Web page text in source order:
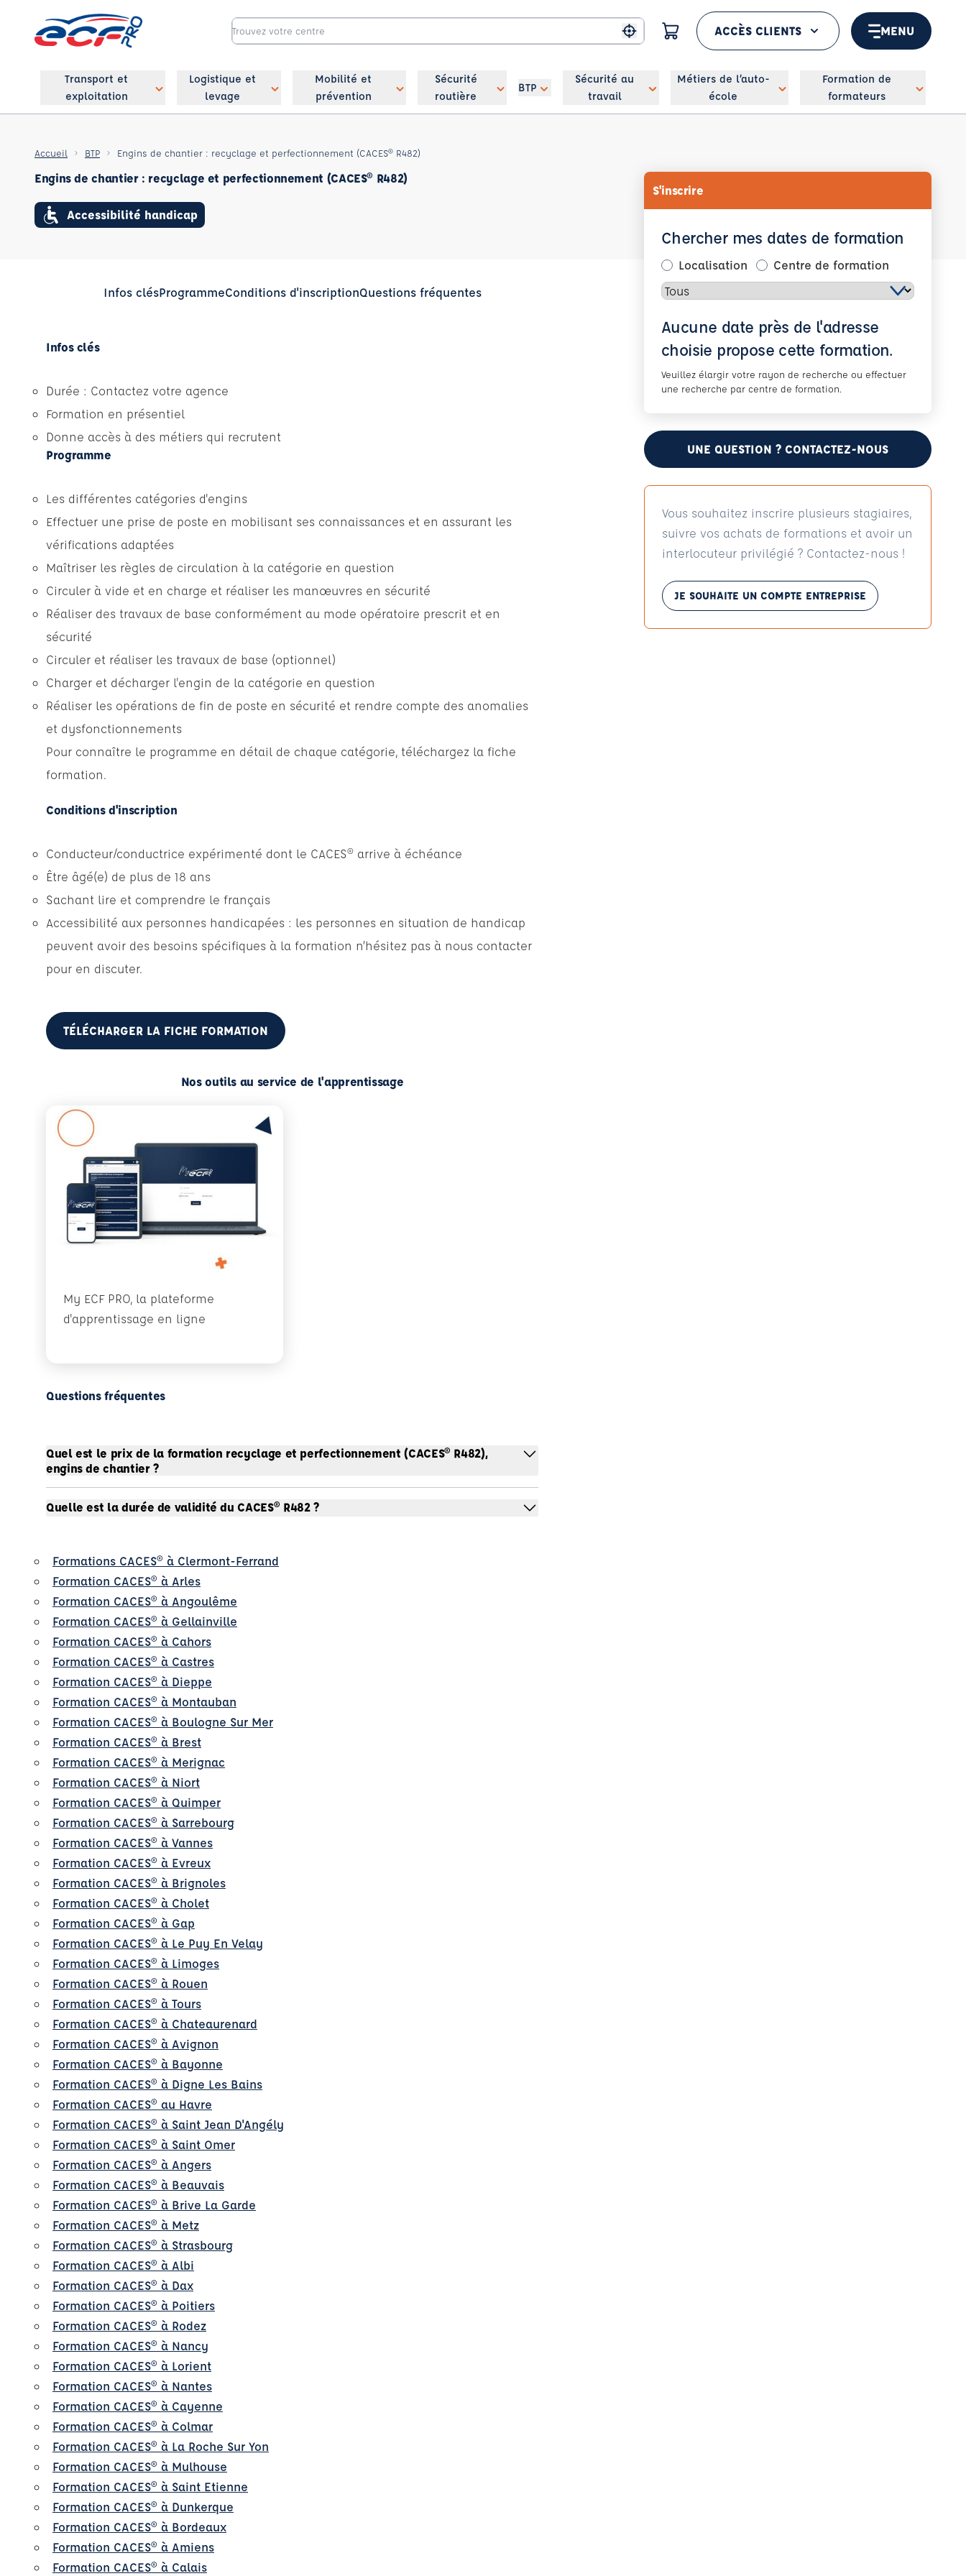
Me géolocaliser
ACCÈS CLIENTS MENU
Transport et
exploitation
Logistique et
levage
Mobilité et
prévention
Sécurité
routière
BTP
Sécurité au
travail
Métiers de l’auto-
école
Formation de
formateurs
Accueil BTP Engins de chantier : recyclage et perfectionnement (CACES® R482)
Engins de chantier : recyclage et perfectionnement (CACES® R482)
Accessibilité handicap
Infos clésProgrammeConditions d'inscriptionQuestions fréquentes
Infos clés
Durée : Contactez votre agence
Formation en présentiel
Donne accès à des métiers qui recrutent
Programme
Les différentes catégories d'engins
Effectuer une prise de poste en mobilisant ses connaissances et en assurant les
vérifications adaptées
Maîtriser les règles de circulation à la catégorie en question
Circuler à vide et en charge et réaliser les manœuvres en sécurité
Réaliser des travaux de base conformément au mode opératoire prescrit et en
sécurité
Circuler et réaliser les travaux de base (optionnel)
Charger et décharger l'engin de la catégorie en question
Réaliser les opérations de fin de poste en sécurité et rendre compte des anomalies
et dysfonctionnements
Pour connaître le programme en détail de chaque catégorie, téléchargez la fiche
formation.
Conditions d'inscription
Conducteur/conductrice expérimenté dont le CACES® arrive à échéance
Être âgé(e) de plus de 18 ans
Sachant lire et comprendre le français
Accessibilité aux personnes handicapées : les personnes en situation de handicap
peuvent avoir des besoins spécifiques à la formation n’hésitez pas à nous contacter
pour en discuter.
TÉLÉCHARGER LA FICHE FORMATION
Nos outils au service de l'apprentissage
My ECF PRO, la plateforme
d'apprentissage en ligne
Questions fréquentes
Quel est le prix de la formation recyclage et perfectionnement (CACES® R482),
engins de chantier ?
Quelle est la durée de validité du CACES® R482 ?
Formations CACES® à Clermont-Ferrand
Formation CACES® à Arles
Formation CACES® à Angoulême
Formation CACES® à Gellainville
Formation CACES® à Cahors
Formation CACES® à Castres
Formation CACES® à Dieppe
Formation CACES® à Montauban
Formation CACES® à Boulogne Sur Mer
Formation CACES® à Brest
Formation CACES® à Merignac
Formation CACES® à Niort
Formation CACES® à Quimper
Formation CACES® à Sarrebourg
Formation CACES® à Vannes
Formation CACES® à Evreux
Formation CACES® à Brignoles
Formation CACES® à Cholet
Formation CACES® à Gap
Formation CACES® à Le Puy En Velay
Formation CACES® à Limoges
Formation CACES® à Rouen
Formation CACES® à Tours
Formation CACES® à Chateaurenard
Formation CACES® à Avignon
Formation CACES® à Bayonne
Formation CACES® à Digne Les Bains
Formation CACES® au Havre
Formation CACES® à Saint Jean D'Angély
Formation CACES® à Saint Omer
Formation CACES® à Angers
Formation CACES® à Beauvais
Formation CACES® à Brive La Garde
Formation CACES® à Metz
Formation CACES® à Strasbourg
Formation CACES® à Albi
Formation CACES® à Dax
Formation CACES® à Poitiers
Formation CACES® à Rodez
Formation CACES® à Nancy
Formation CACES® à Lorient
Formation CACES® à Nantes
Formation CACES® à Cayenne
Formation CACES® à Colmar
Formation CACES® à La Roche Sur Yon
Formation CACES® à Mulhouse
Formation CACES® à Saint Etienne
Formation CACES® à Dunkerque
Formation CACES® à Bordeaux
Formation CACES® à Amiens
Formation CACES® à Calais
S'inscrire
Chercher mes dates de formation
Localisation Centre de formation
Aucune date près de l'adresse
choisie propose cette formation.
Veuillez élargir votre rayon de recherche ou effectuer
une recherche par centre de formation.
UNE QUESTION ? CONTACTEZ-NOUS
Vous souhaitez inscrire plusieurs stagiaires,
suivre vos achats de formations et avoir un
interlocuteur privilégié ? Contactez-nous !
JE SOUHAITE UN COMPTE ENTREPRISE